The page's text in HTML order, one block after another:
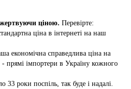
ціною. Перевірте:
ціна в інтернеті на наш
економічна справедлива ціна на
прямі імпортери в Україну кожного
33 роки поспіль, так буде і надалі.